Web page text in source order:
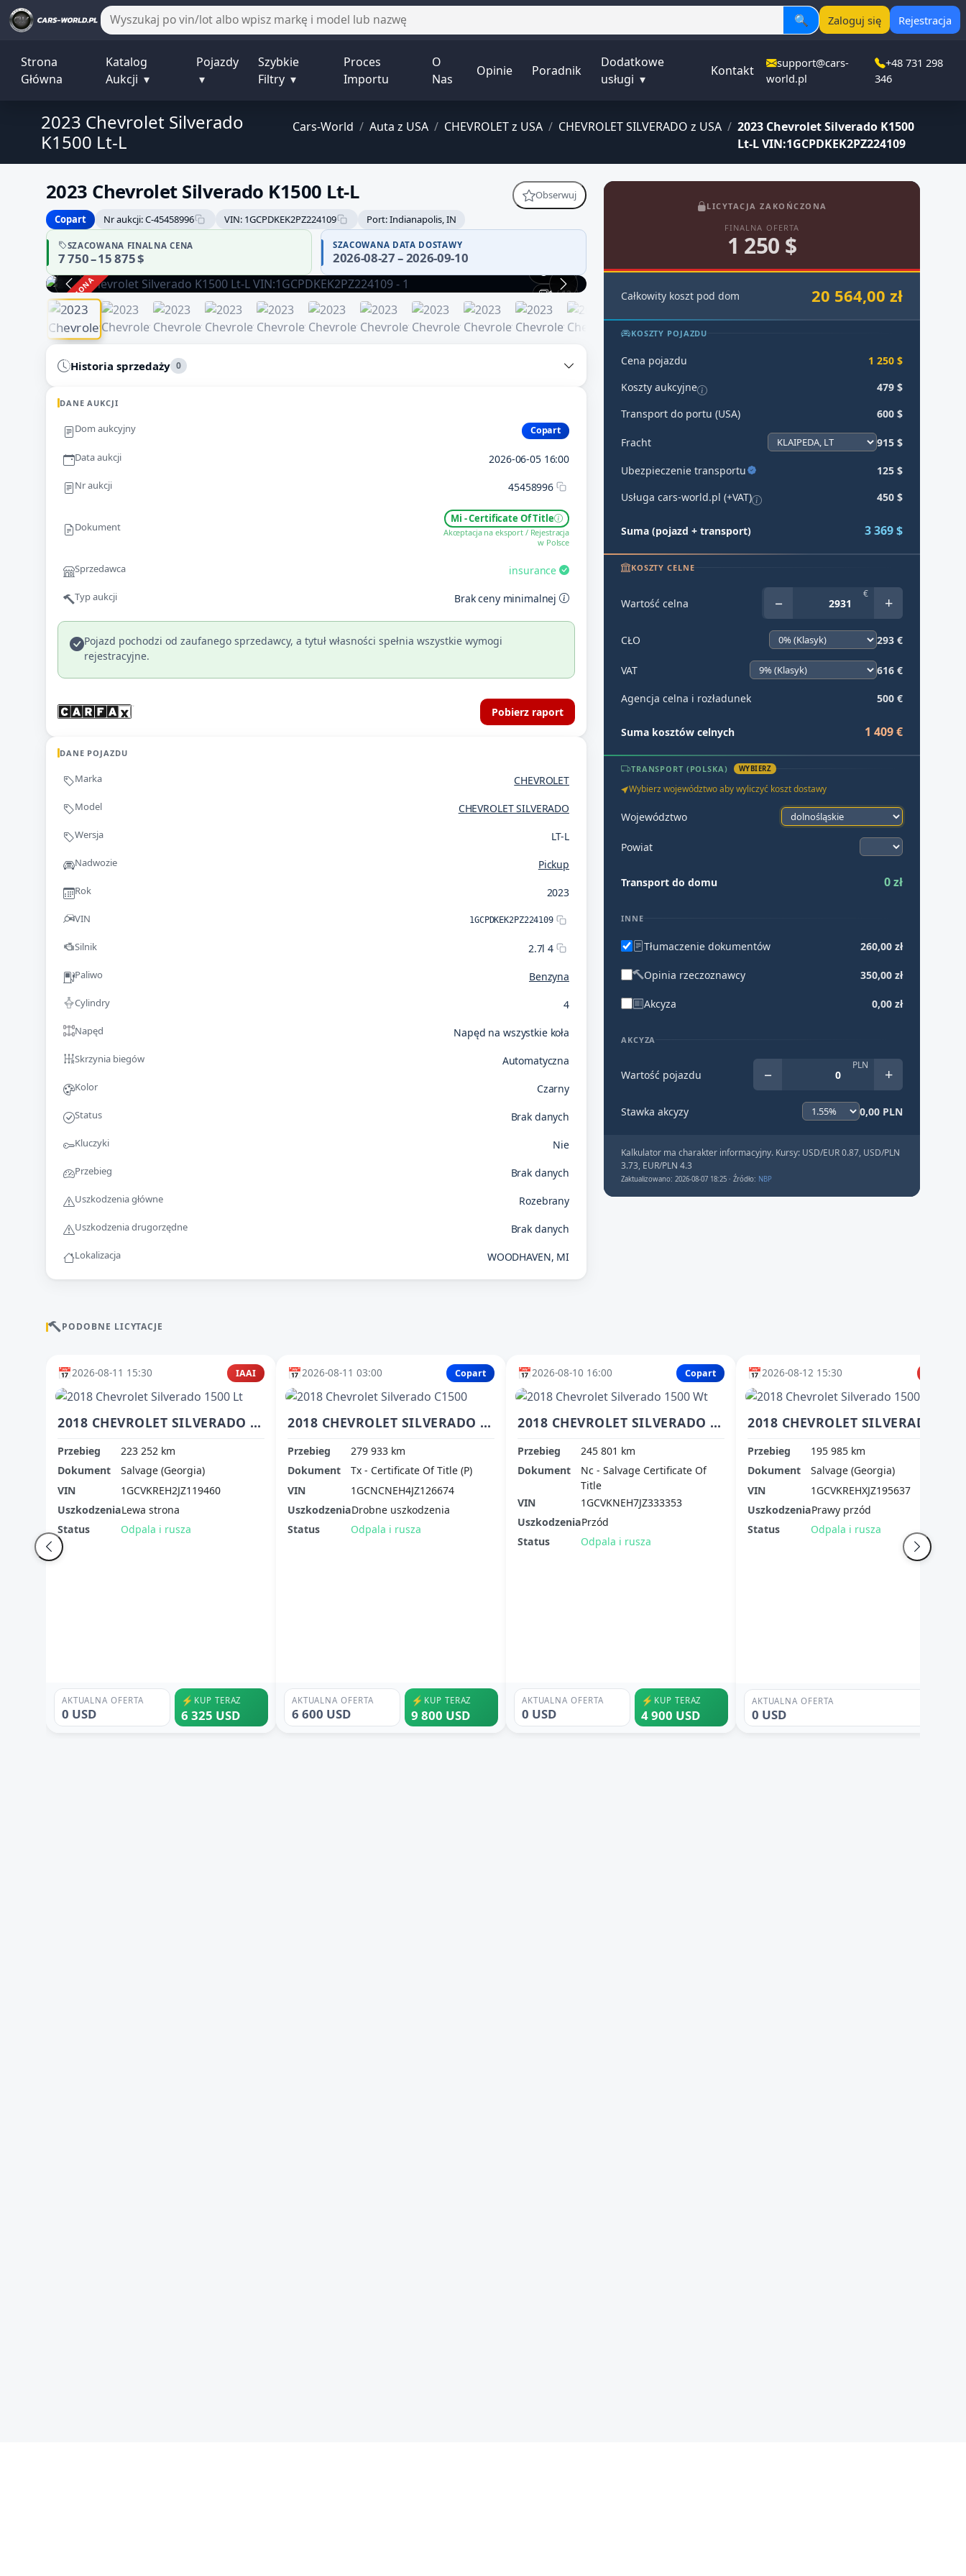
🔍 Zaloguj się Rejestracja
Strona
Główna
Katalog
Aukcji ▾
Pojazdy
▾
Szybkie
Filtry ▾
Proces
Importu
O
Nas
Opinie Poradnik
Dodatkowe
usługi ▾
Kontakt
support@cars-
world.pl
+48 731 298
346
Cars-World / Auta z USA / CHEVROLET z USA / CHEVROLET SILVERADO z USA / 2023 Chevrolet Silverado K1500
Lt-L VIN:1GCPDKEK2PZ224109
2023 Chevrolet Silverado
K1500 Lt-L
2023 Chevrolet Silverado K1500 Lt-L
Obserwuj
Copart
Nr aukcji: C-45458996 VIN: 1GCPDKEK2PZ224109 Port: Indianapolis, IN
SZACOWANA FINALNA CENA
7 750 – 15 875 $
SZACOWANA DATA DOSTAWY
2026-08-27 – 2026-09-10
ZAKOŃCZONA 1 / 12
360°
Historia sprzedaży 0
DANE AUKCJI
Dom aukcyjny Copart
Data aukcji 2026-06-05 16:00
Nr aukcji 45458996
Dokument
Mi - Certificate Of Title
Akceptacja na eksport / Rejestracja
w Polsce
Sprzedawca insurance
Typ aukcji Brak ceny minimalnej
Pojazd pochodzi od zaufanego sprzedawcy, a tytuł własności spełnia wszystkie wymogi
rejestracyjne.
Pobierz raport
DANE POJAZDU
Marka CHEVROLET
Model CHEVROLET SILVERADO
Wersja LT-L
Nadwozie Pickup
Rok 2023
VIN 1GCPDKEK2PZ224109
Silnik 2.7l 4
Paliwo Benzyna
Cylindry 4
Napęd Napęd na wszystkie koła
Skrzynia biegów Automatyczna
Kolor Czarny
Status Brak danych
Kluczyki Nie
Przebieg Brak danych
Uszkodzenia główne Rozebrany
Uszkodzenia drugorzędne Brak danych
Lokalizacja WOODHAVEN, MI
LICYTACJA ZAKOŃCZONA
FINALNA OFERTA
1 250 $
Całkowity koszt pod dom 20 564,00 zł
KOSZTY POJAZDU
Cena pojazdu
1 250 $
Koszty aukcyjne
479 $
Transport do portu (USA)
600 $
Fracht 915 $
Ubezpieczenie transportu
125 $
Usługa cars-world.pl (+VAT)
450 $
Suma (pojazd + transport) 3 369 $
KOSZTY CELNE
Wartość celna − € +
CŁO 293 €
VAT 616 €
Agencja celna i rozładunek 500 €
Suma kosztów celnych 1 409 €
TRANSPORT (POLSKA) WYBIERZ
Wybierz województwo aby wyliczyć koszt dostawy
Województwo
Powiat
Transport do domu 0 zł
INNE
Tłumaczenie dokumentów 260,00 zł
Opinia rzeczoznawcy 350,00 zł
Akcyza 0,00 zł
AKCYZA
Wartość pojazdu − PLN +
Stawka akcyzy 0,00 PLN
Kalkulator ma charakter informacyjny. Kursy: USD/EUR 0.87, USD/PLN
3.73, EUR/PLN 4.3
Zaktualizowano: 2026-08-07 18:25 · Źródło: NBP
PODOBNE LICYTACJE
📅2026-08-11 15:30 IAAI
2018 CHEVROLET SILVERADO 1500 LT
Przebieg
223 252 km
Dokument
Salvage (Georgia)
VIN
1GCVKREH2JZ119460
UszkodzeniaLewa strona
Status
Odpala i rusza
AKTUALNA OFERTA
0 USD
⚡ KUP TERAZ
6 325 USD
📅2026-08-11 03:00 Copart
2018 CHEVROLET SILVERADO C1500
Przebieg
279 933 km
Dokument
Tx - Certificate Of Title (P)
VIN
1GCNCNEH4JZ126674
UszkodzeniaDrobne uszkodzenia
Status
Odpala i rusza
AKTUALNA OFERTA
6 600 USD
⚡ KUP TERAZ
9 800 USD
📅2026-08-10 16:00 Copart
2018 CHEVROLET SILVERADO 1500 WT
Przebieg
245 801 km
Dokument
Nc - Salvage Certificate Of
Title
VIN
1GCVKNEH7JZ333353
UszkodzeniaPrzód
Status
Odpala i rusza
AKTUALNA OFERTA
0 USD
⚡ KUP TERAZ
4 900 USD
📅2026-08-12 15:30
Przebieg
195 985 km
Dokument
Salvage (Georgia)
VIN
1GCVKREHXJZ195637
UszkodzeniaPrawy przód
Status
Odpala i rusza
AKTUALNA OFERTA
0 USD